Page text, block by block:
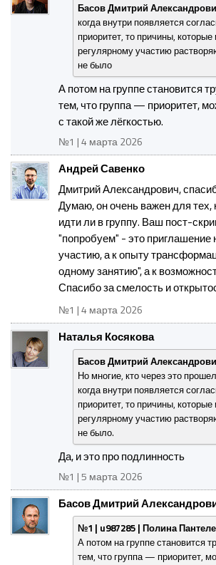
Басов Дмитрий
когда внутри появляется
приоритет, то причины,
регулярному участию
не было
А потом на группе становится
тем, что группа — приоритет,
с такой же лёгкостью.
№1 | 4 марта 2026
Андрей Савенко
Дмитрий Александрович,
Думаю, он очень важен для тех,
идти ли в группу. Ваш пост-
"попробуем" - это приглашение
участию, а к опыту
одному занятию", а к
Спасибо за смелость и
№1 | 4 марта 2026
Наталья Косякова
Басов Дмитрий
Но многие, кто через это
когда внутри появляется
приоритет, то причины,
регулярному участию
не было.
Да, и это про подлинность
№1 | 5 марта 2026
Басов Дмитрий
№1 | u987285 | Полина
А потом на группе становится
тем, что группа — приоритет,